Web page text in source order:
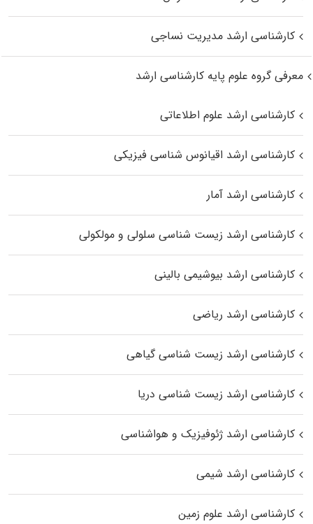
کارشناسی ارشد مدیریت نساجی
معرفی گروه علوم پایه کارشناسی ارشد
کارشناسی ارشد علوم اطلاعاتی
کارشناسی ارشد اقیانوس‌ شناسی فیزیکی
کارشناسی ارشد آمار
کارشناسی ارشد زیست شناسی سلولی و مولکولی
کارشناسی ارشد بیوشیمی بالینی
کارشناسی ارشد ریاضی
کارشناسی ارشد زیست‌ شناسی گیاهی
کارشناسی ارشد زیست‌ شناسی دریا
کارشناسی ارشد ژئوفیزیک و هواشناسی
کارشناسی ارشد شیمی
کارشناسی ارشد علوم زمین